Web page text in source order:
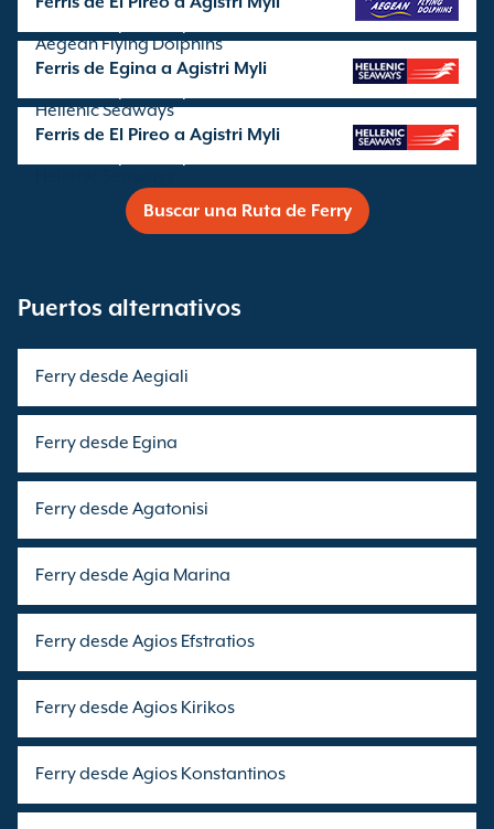
Aegean Flying Dolphins
Ferris de Egina a Agistri Myli
Hellenic Seaways
Ferris de El Pireo a Agistri Myli
Buscar una Ruta de Ferry
Puertos alternativos
Ferry desde Aegiali
Ferry desde Egina
Ferry desde Agatonisi
Ferry desde Agia Marina
Ferry desde Agios Efstratios
Ferry desde Agios Kirikos
Ferry desde Agios Konstantinos